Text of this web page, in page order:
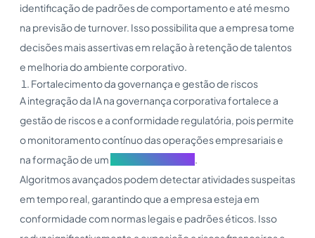
identificação de padrões de comportamento e até mesmo
na previsão de turnover. Isso possibilita que a empresa tome
decisões mais assertivas em relação à retenção de talentos
e melhoria do ambiente corporativo.
Fortalecimento da governança e gestão de riscos
A integração da IA na governança corporativa fortalece a
gestão de riscos e a conformidade regulatória, pois permite
o monitoramento contínuo das operações empresariais e
na formação de um
.
Algoritmos avançados podem detectar atividades suspeitas
em tempo real, garantindo que a empresa esteja em
conformidade com normas legais e padrões éticos. Isso